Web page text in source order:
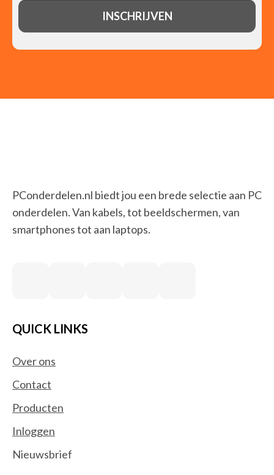
PConderdelen.nl biedt jou een brede selectie aan PC
onderdelen. Van kabels, tot beeldschermen, van
smartphones tot aan laptops.
QUICK LINKS
Over ons
Contact
Producten
Inloggen
Nieuwsbrief